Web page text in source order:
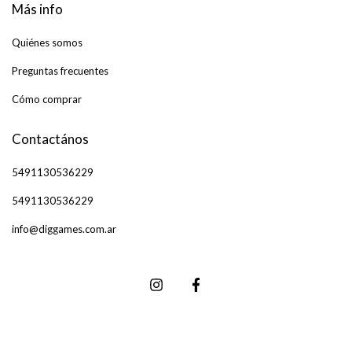
Más info
Quiénes somos
Preguntas frecuentes
Cómo comprar
Contactános
5491130536229
5491130536229
info@diggames.com.ar